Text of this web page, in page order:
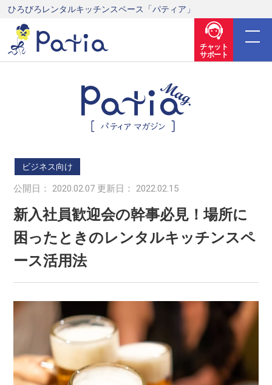
ひろびろレンタルキッチンスペース「パティア」
チャット
サポート
ビジネス向け
公開日： 2020.02.07 更新日： 2022.02.15
新入社員歓迎会の幹事必見！場所に
困ったときのレンタルキッチンスペ
ース活用法